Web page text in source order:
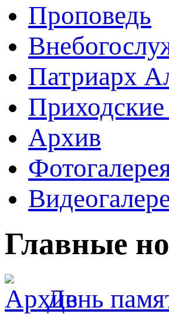
Проповедь
Патриарх
Архив
Главные
День